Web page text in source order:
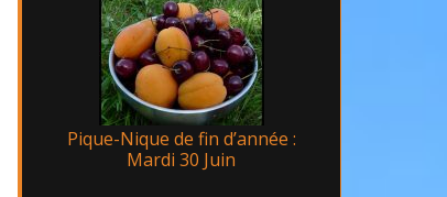
Pique-Nique de fin d’année :
Mardi 30 Juin